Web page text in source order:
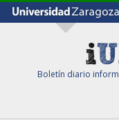
Boletín diario